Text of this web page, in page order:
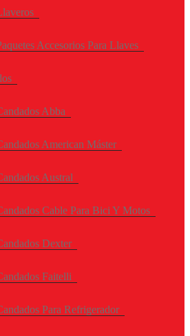
Accesorios Para Llaves
Abba
American Máster
Austral
Cable Para Bici Y Motos
Dexter
Faitelli
Para Refrigerador